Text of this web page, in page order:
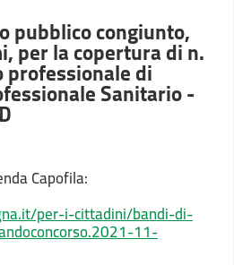
pubblico congiunto,
per la copertura di n.
di
Sanitario -
Capofila:
per-i-cittadini/bandi-di-
11-